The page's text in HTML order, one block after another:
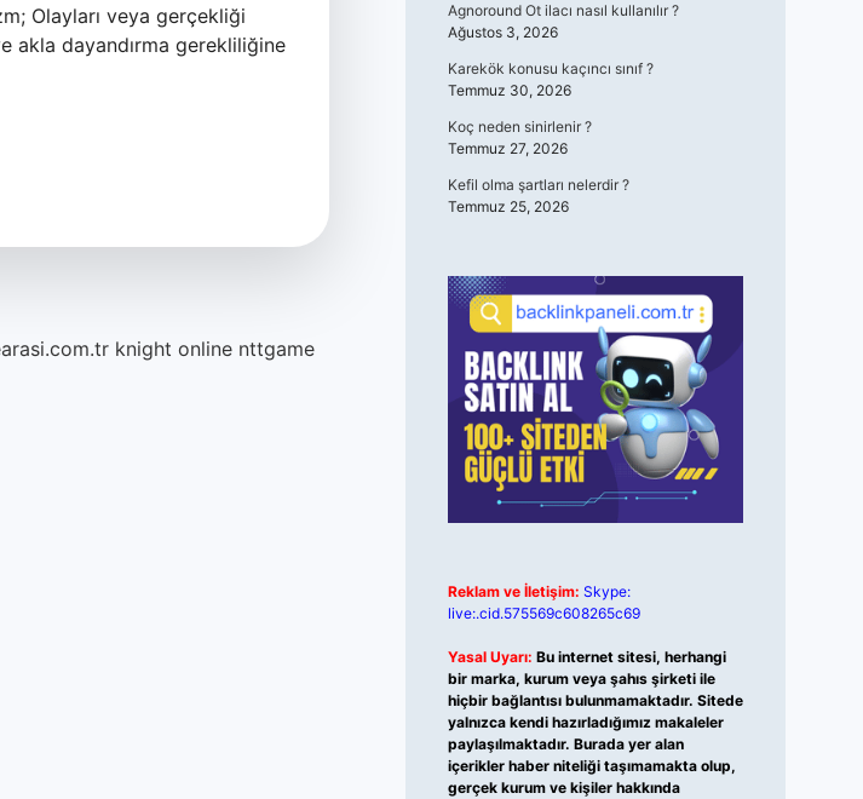
Olayları veya gerçekliği
akla dayandırma gerekliliğine
knight online nttgame
Agnoround Ot ilacı nasıl kullanılır ?
Ağustos 3, 2026
Karekök konusu kaçıncı sınıf ?
Temmuz 30, 2026
Koç neden sinirlenir ?
Temmuz 27, 2026
Kefil olma şartları nelerdir ?
Temmuz 25, 2026
Reklam ve İletişim: Skype:
live:.cid.575569c608265c69
Yasal Uyarı: Bu internet sitesi, herhangi
bir marka, kurum veya şahıs şirketi ile
hiçbir bağlantısı bulunmamaktadır. Sitede
yalnızca kendi hazırladığımız makaleler
paylaşılmaktadır. Burada yer alan
içerikler haber niteliği taşımamakta olup,
gerçek kurum ve kişiler hakkında